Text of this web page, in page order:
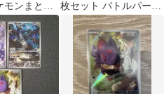
モンまとめ
枚セット バトルパート
ナーズ